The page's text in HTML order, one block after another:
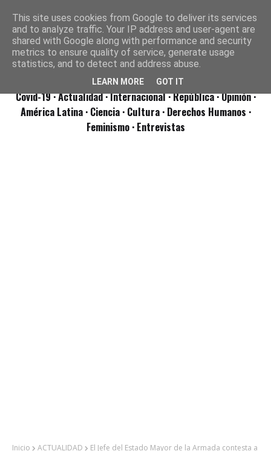
Covid-19· Actualidad· Internacional· República· Opinión·
América Latina · Ciencia · Cultura · Derechos Humanos ·
Feminismo · Entrevistas
Inicio ACTUALIDAD
El Jefe del Estado Mayor de la Armada contesta a
This site uses cookies from Google to deliver its services
and to analyze traffic. Your IP address and user-agent are
shared with Google along with performance and security
metrics to ensure quality of service, generate usage
statistics, and to detect and address abuse.
LEARN MORE GOT IT